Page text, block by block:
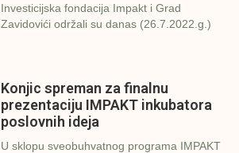
Investicijska fondacija Impakt i Grad
Zavidovići održali su danas (26.7.2022.g.)
Konjic spreman za finalnu
prezentaciju IMPAKT inkubatora
poslovnih ideja
U sklopu sveobuhvatnog programa IMPAKT